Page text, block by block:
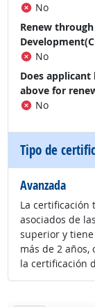
No
Renew
No
Does
above for
No
Tipo de
Avanzada
La certificación
asociados de
superior y
más de 2
la certificación